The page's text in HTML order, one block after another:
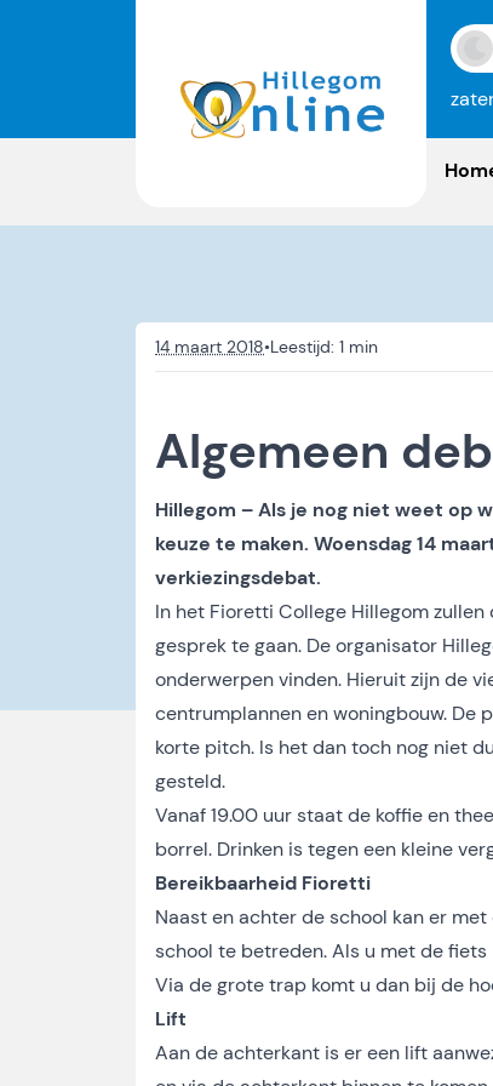
14 maart 2018•
Algemeen
Hillegom – Als je nog niet weet op
keuze te maken. Woensdag 14
verkiezingsdebat.
In het Fioretti College Hillegom
gesprek te gaan. De organisator
onderwerpen vinden. Hieruit zijn de
centrumplannen en woningbouw. De
korte pitch. Is het dan toch nog niet
gesteld.
Vanaf 19.00 uur staat de koffie en
borrel. Drinken is tegen een kleine
Bereikbaarheid Fioretti
Naast en achter de school kan er
school te betreden. Als u met de
Via de grote trap komt u dan bij de
Lift
Aan de achterkant is er een lift